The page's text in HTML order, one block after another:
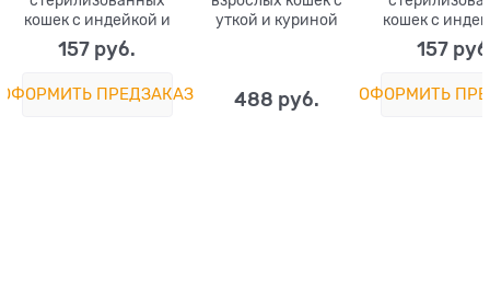
кошек с индейкой и
клюквой Sterilized
Cat Turkey and
157 руб.
ОФОРМИТЬ ПРЕДЗАКАЗ
уткой и куриной
488 руб.
кошек с
кроликом
Cat Turkey
157
ОФОРМИТЬ